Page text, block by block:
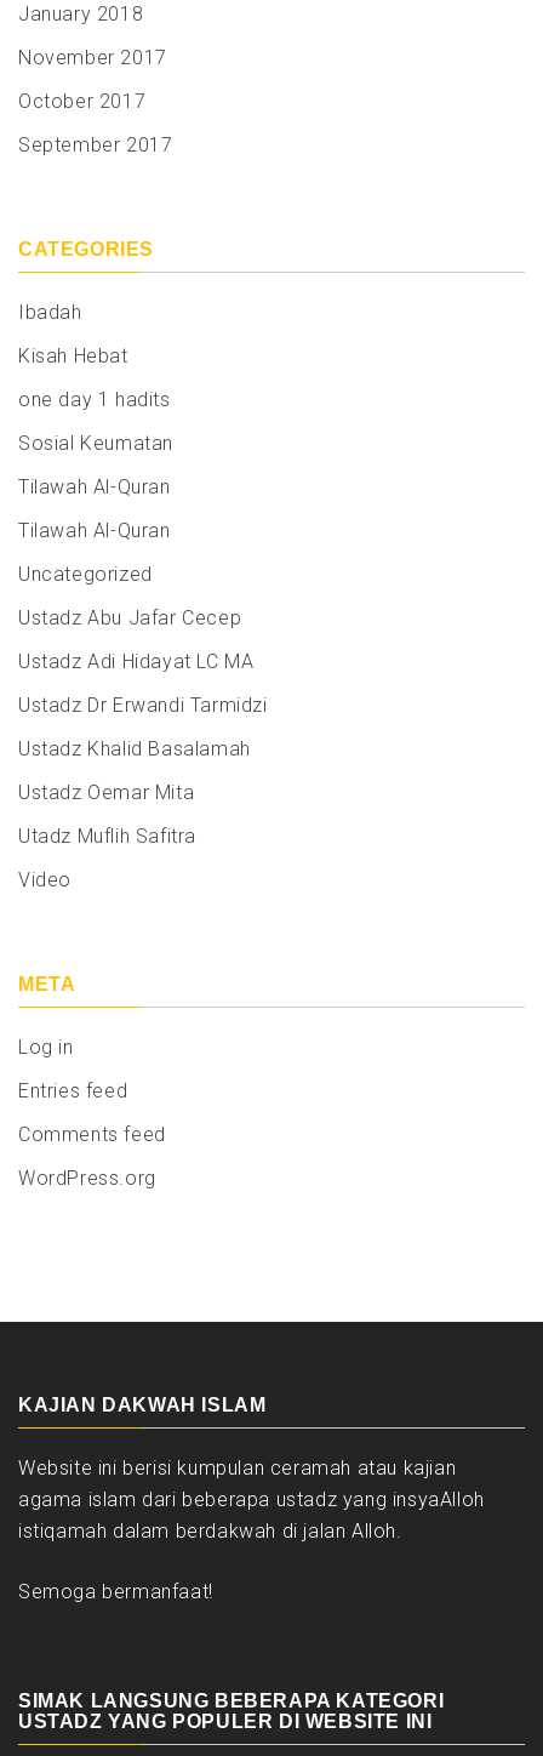
January 2018
November 2017
October 2017
September 2017
CATEGORIES
Ibadah
Kisah Hebat
one day 1 hadits
Sosial Keumatan
Tilawah Al-Quran
Tilawah Al-Quran
Uncategorized
Ustadz Abu Jafar Cecep
Ustadz Adi Hidayat LC MA
Ustadz Dr Erwandi Tarmidzi
Ustadz Khalid Basalamah
Ustadz Oemar Mita
Utadz Muflih Safitra
Video
META
Log in
Entries feed
Comments feed
WordPress.org
KAJIAN DAKWAH ISLAM
Website ini berisi kumpulan ceramah atau kajian
agama islam dari beberapa ustadz yang insyaAlloh
istiqamah dalam berdakwah di jalan Alloh.
Semoga bermanfaat!
SIMAK LANGSUNG BEBERAPA KATEGORI
USTADZ YANG POPULER DI WEBSITE INI